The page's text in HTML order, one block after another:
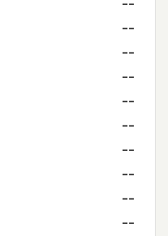
--
--
--
--
--
--
--
--
--